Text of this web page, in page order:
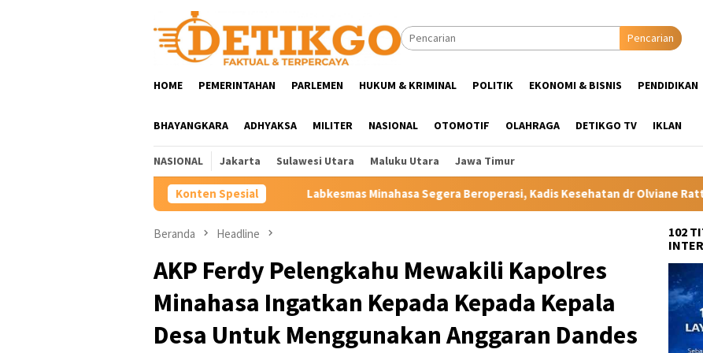
Pencarian
HOME PEMERINTAHAN PARLEMEN HUKUM & KRIMINAL POLITIK EKONOMI & BISNIS PENDIDIKAN
BHAYANGKARA ADHYAKSA MILITER NASIONAL OTOMOTIF OLAHRAGA DETIKGO TV IKLAN
NASIONAL Jakarta Sulawesi Utara Maluku Utara Jawa Timur
Konten Spesial
Labkesmas Minahasa Segera Beroperasi, Kadis Kesehatan dr Olviane Rattu: Deteksi Dini Penyakit
Beranda Headline
AKP Ferdy Pelengkahu Mewakili Kapolres
Minahasa Ingatkan Kepada Kepada Kepala
Desa Untuk Menggunakan Anggaran Dandes
102